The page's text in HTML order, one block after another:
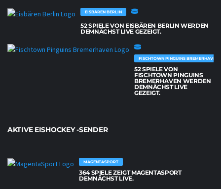
EISBÄREN BERLIN
52 SPIELE VON EISBÄREN BERLIN WERDEN
DEMNÄCHST LIVE GEZEIGT.
FISCHTOWN PINGUINS BREMERHAVEN
52 SPIELE VON
FISCHTOWN PINGUINS
BREMERHAVEN WERDEN
DEMNÄCHST LIVE
GEZEIGT.
AKTIVE EISHOCKEY -SENDER
MAGENTASPORT
364 SPIELE ZEIGT MAGENTASPORT
DEMNÄCHST LIVE.